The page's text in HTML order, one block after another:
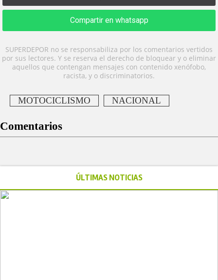
Compartir en whatsapp
SUPERDEPOR no se responsabiliza por los comentarios vertidos
por sus lectores. Y se reserva el derecho de bloquear y o eliminar
aquellos que contengan mensajes con contenido xenófobo,
racista, y o discriminatorios.
MOTOCICLISMO NACIONAL
Comentarios
ÚLTIMAS NOTICIAS